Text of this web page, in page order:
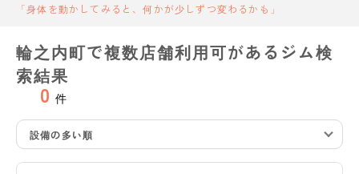
「身体を動かしてみると、何かが少しずつ変わるかも」
輪之内町で複数店舗利用可があるジム検
索結果
0 件
設備の多い順